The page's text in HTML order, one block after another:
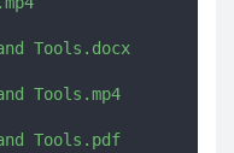
Tools.docx
Tools.mp4
Tools.pdf